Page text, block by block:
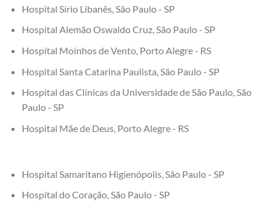
Hospital Sírio Libanês, São Paulo - SP
Hospital Alemão Oswaldo Cruz, São Paulo - SP
Hospital Moinhos de Vento, Porto Alegre - RS
Hospital Santa Catarina Paulista, São Paulo - SP
Hospital das Clínicas da Universidade de São Paulo, São
Paulo - SP
Hospital Mãe de Deus, Porto Alegre - RS
Hospital Samaritano Higienópolis, São Paulo - SP
Hospital do Coração, São Paulo - SP